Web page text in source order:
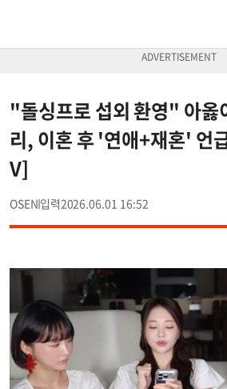
"돌싱프로 섭외 환영" 아옳
리, 이혼 후 '연애+재혼' 언
V]
OSEN 2026.06.01 16:52